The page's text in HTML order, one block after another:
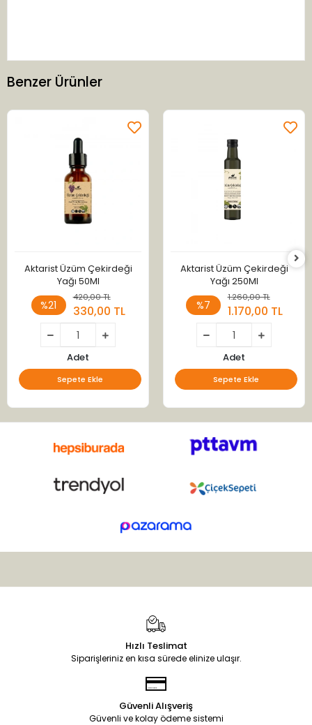
Benzer Ürünler
Aktarist Üzüm Çekirdeği
Yağı 50Ml
%21
420,00 TL
330,00 TL
Adet
Sepete Ekle
Aktarist Üzüm Çekirdeği
Yağı 250Ml
%7
1.260,00 TL
1.170,00 TL
Adet
Sepete Ekle
Hızlı Teslimat
Siparişleriniz en kısa sürede elinize ulaşır.
Güvenli Alışveriş
Güvenli ve kolay ödeme sistemi